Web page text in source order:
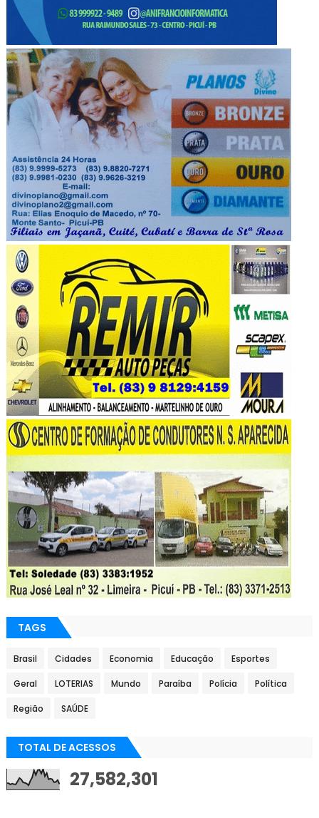
TAGS
Brasil Cidades Economia Educação Esportes
Geral LOTERIAS Mundo Paraíba Polícia Política
Região SAÚDE
TOTAL DE ACESSOS
27,582,301